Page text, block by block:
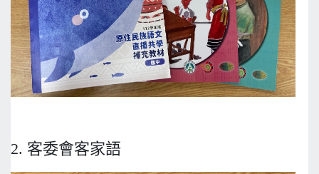
2. 客委會客家語